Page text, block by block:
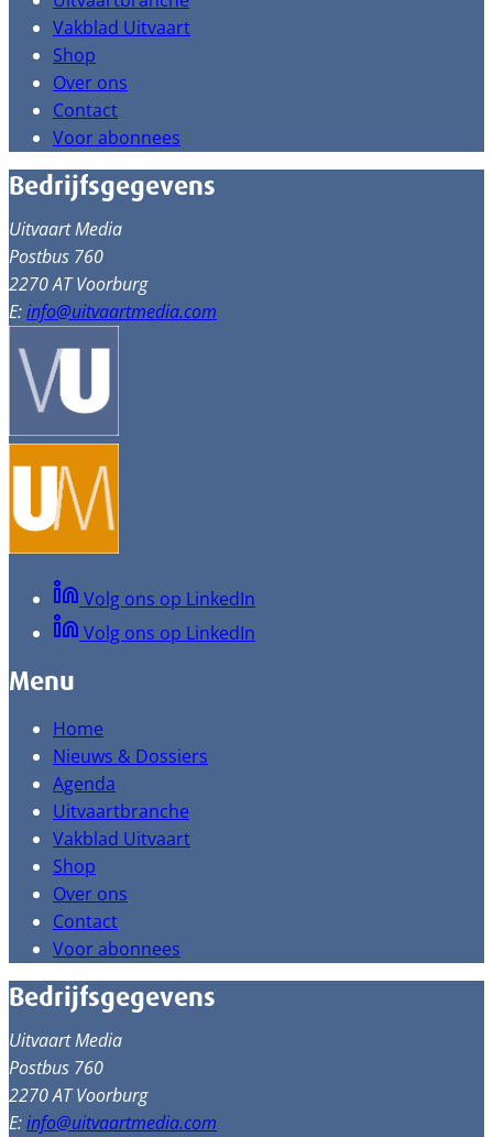
Vakblad Uitvaart
Shop
Over ons
Contact
Voor abonnees
Bedrijfsgegevens
Uitvaart Media
Postbus 760
2270 AT Voorburg
E:info@uitvaartmedia.com
Volg ons op LinkedIn
Volg ons op LinkedIn
Menu
Home
Nieuws & Dossiers
Agenda
Uitvaartbranche
Vakblad Uitvaart
Shop
Over ons
Contact
Voor abonnees
Bedrijfsgegevens
Uitvaart Media
Postbus 760
2270 AT Voorburg
E:info@uitvaartmedia.com